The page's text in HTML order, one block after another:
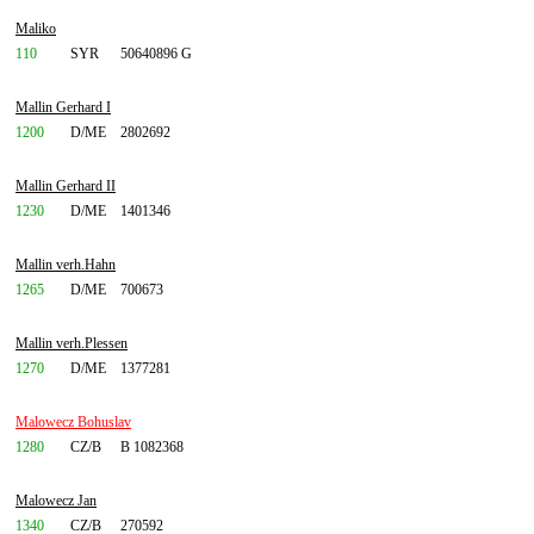
Maliko
110
SYR 50640896 G
Mallin Gerhard I
1200
D/ME 2802692
Mallin Gerhard II
1230
D/ME 1401346
Mallin verh.Hahn
1265
D/ME 700673
Mallin verh.Plessen
1270
D/ME 1377281
Malowecz Bohuslav
1280
CZ/B B 1082368
Malowecz Jan
1340
CZ/B 270592